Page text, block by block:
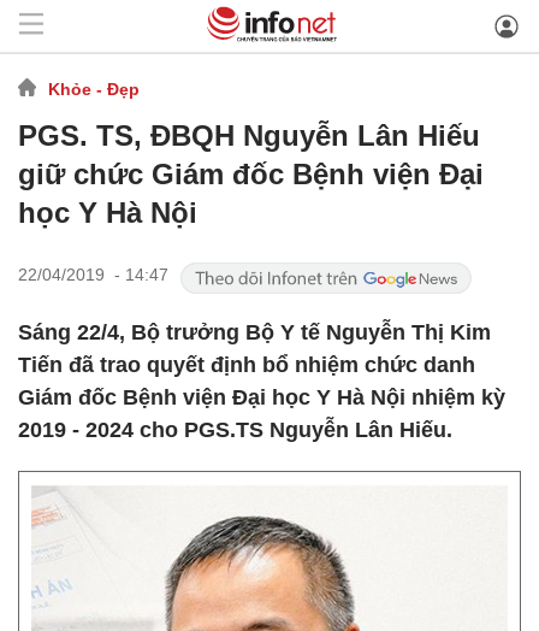
Khỏe - Đẹp
PGS. TS, ĐBQH Nguyễn Lân Hiếu
giữ chức Giám đốc Bệnh viện Đại
học Y Hà Nội
22/04/2019 - 14:47
Sáng 22/4, Bộ trưởng Bộ Y tế Nguyễn Thị Kim
Tiến đã trao quyết định bổ nhiệm chức danh
Giám đốc Bệnh viện Đại học Y Hà Nội nhiệm kỳ
2019 - 2024 cho PGS.TS Nguyễn Lân Hiếu.